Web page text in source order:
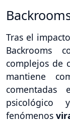
Tras el
Backrooms
complejos de
mantiene
fenómenos